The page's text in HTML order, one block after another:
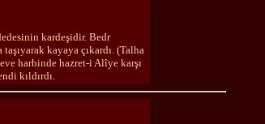
kardeşidir. Bedr
kayaya çıkardı. (Talha
harbinde hazret-i Alîye karşı
kıldırdı.